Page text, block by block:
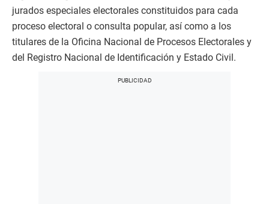
jurados especiales electorales constituidos para cada
proceso electoral o consulta popular, así como a los
titulares de la Oficina Nacional de Procesos Electorales y
del Registro Nacional de Identificación y Estado Civil.